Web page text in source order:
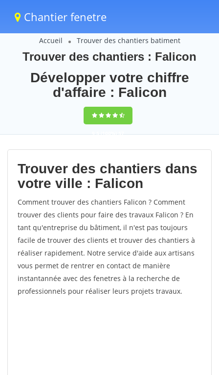
Chantier fenetre
Accueil Trouver des chantiers batiment
Trouver des chantiers : Falicon
Développer votre chiffre
d'affaire : Falicon
9,5(100%)57
votes
Trouver des chantiers dans
votre ville : Falicon
Comment trouver des chantiers Falicon ? Comment
trouver des clients pour faire des travaux Falicon ? En
tant qu'entreprise du bâtiment, il n'est pas toujours
facile de trouver des clients et trouver des chantiers à
réaliser rapidement. Notre service d'aide aux artisans
vous permet de rentrer en contact de manière
instantannée avec des fenetres à la recherche de
professionnels pour réaliser leurs projets travaux.